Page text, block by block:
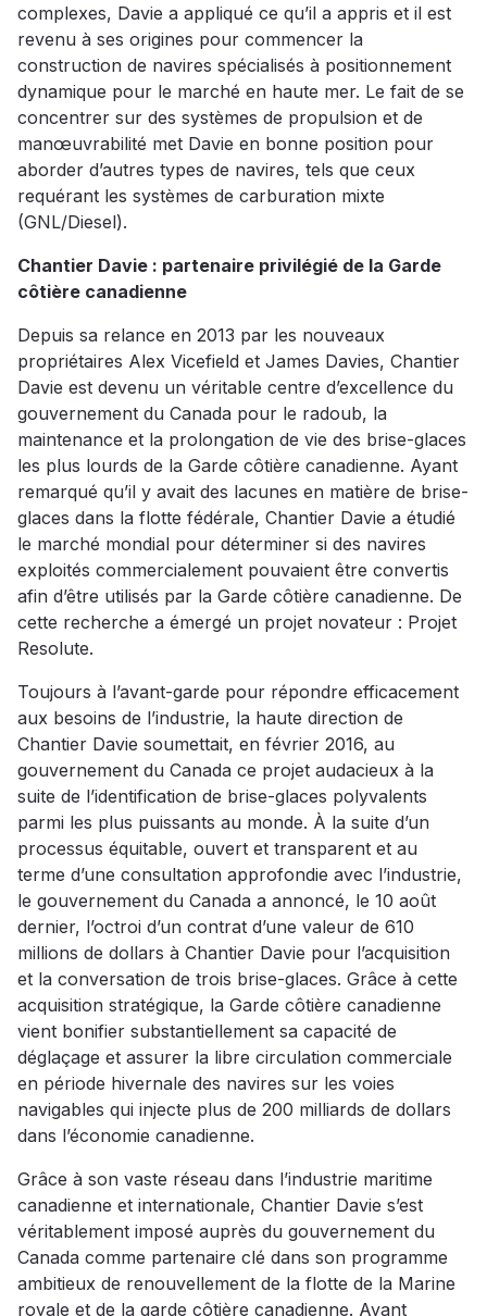
complexes, Davie a appliqué ce qu’il a appris et il est
revenu à ses origines pour commencer la
construction de navires spécialisés à positionnement
dynamique pour le marché en haute mer. Le fait de se
concentrer sur des systèmes de propulsion et de
manœuvrabilité met Davie en bonne position pour
aborder d’autres types de navires, tels que ceux
requérant les systèmes de carburation mixte
(GNL/Diesel).
Chantier Davie : partenaire privilégié de la Garde
côtière canadienne
Depuis sa relance en 2013 par les nouveaux
propriétaires Alex Vicefield et James Davies, Chantier
Davie est devenu un véritable centre d’excellence du
gouvernement du Canada pour le radoub, la
maintenance et la prolongation de vie des brise-glaces
les plus lourds de la Garde côtière canadienne. Ayant
remarqué qu’il y avait des lacunes en matière de brise-
glaces dans la flotte fédérale, Chantier Davie a étudié
le marché mondial pour déterminer si des navires
exploités commercialement pouvaient être convertis
afin d’être utilisés par la Garde côtière canadienne. De
cette recherche a émergé un projet novateur : Projet
Resolute.
Toujours à l’avant-garde pour répondre efficacement
aux besoins de l’industrie, la haute direction de
Chantier Davie soumettait, en février 2016, au
gouvernement du Canada ce projet audacieux à la
suite de l’identification de brise-glaces polyvalents
parmi les plus puissants au monde. À la suite d’un
processus équitable, ouvert et transparent et au
terme d’une consultation approfondie avec l’industrie,
le gouvernement du Canada a annoncé, le 10 août
dernier, l’octroi d’un contrat d’une valeur de 610
millions de dollars à Chantier Davie pour l’acquisition
et la conversation de trois brise-glaces. Grâce à cette
acquisition stratégique, la Garde côtière canadienne
vient bonifier substantiellement sa capacité de
déglaçage et assurer la libre circulation commerciale
en période hivernale des navires sur les voies
navigables qui injecte plus de 200 milliards de dollars
dans l’économie canadienne.
Grâce à son vaste réseau dans l’industrie maritime
canadienne et internationale, Chantier Davie s’est
véritablement imposé auprès du gouvernement du
Canada comme partenaire clé dans son programme
ambitieux de renouvellement de la flotte de la Marine
royale et de la garde côtière canadienne. Ayant